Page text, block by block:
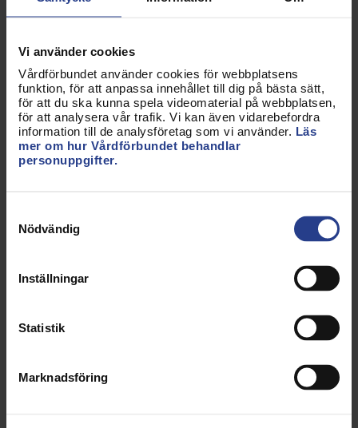
Vi använder cookies
Vårdförbundet använder cookies för webbplatsens
funktion, för att anpassa innehållet till dig på bästa sätt,
för att du ska kunna spela videomaterial på webbplatsen,
för att analysera vår trafik. Vi kan även vidarebefordra
information till de analysföretag som vi använder. Läs
mer om hur Vårdförbundet behandlar
personuppgifter.
Nödvändig
Inställningar
Statistik
Marknadsföring
världskongress i Helsingfors. Temat för kongressen
förväntningarna är höga.
För första gången på många år har Sverige en
huvudtalare vid kongressen – Elisabeth Carlson,
professor med särskilt fokus på vårdpedagogiska
5000 av världens sjuksköterskor förväntas komma
till Helsingfors i juni 2025. Det är nästan ett kvarts
sekel sedan ICN:s världskongress senast hölls i
Norden. Under fem dagar kommer sjuksköterskor
områden som framtidens vård, omvårdnad och